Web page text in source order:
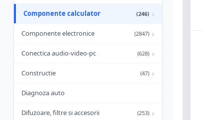
Componente calculator (246) ›
Componente electronice (2847) ›
Conectica audio-video-pc (628) ›
Constructie (47) ›
Diagnoza auto
Difuzoare, filtre si accesorii (253) ›